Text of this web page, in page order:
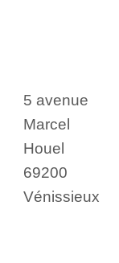
5 avenue
Marcel
Houel
69200
Vénissieux